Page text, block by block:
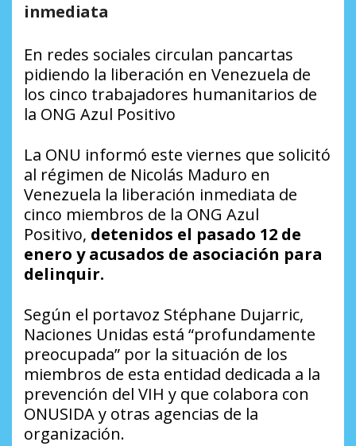
inmediata
En redes sociales circulan pancartas
pidiendo la liberación en Venezuela de
los cinco trabajadores humanitarios de
la ONG Azul Positivo
La ONU informó este viernes que solicitó
al régimen de Nicolás Maduro en
Venezuela la liberación inmediata de
cinco miembros de la ONG Azul
Positivo, detenidos el pasado 12 de
enero y acusados de asociación para
delinquir.
Según el portavoz Stéphane Dujarric,
Naciones Unidas está “profundamente
preocupada” por la situación de los
miembros de esta entidad dedicada a la
prevención del VIH y que colabora con
ONUSIDA y otras agencias de la
organización.